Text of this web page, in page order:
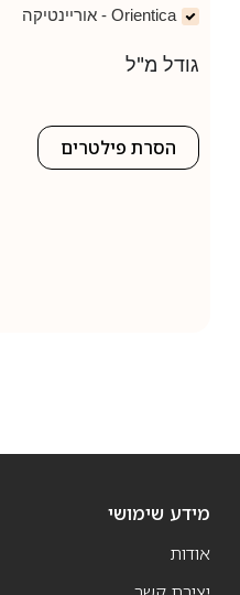
Orientica - אוריינטיקה
גודל מ"ל
הסרת פילטרים
מידע שימושי
אודות